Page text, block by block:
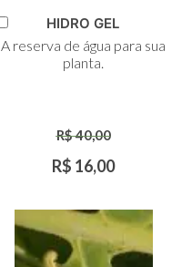
ao
HIDRO GEL
A reserva de água para sua
planta.
R$ 40,00
R$ 16,00